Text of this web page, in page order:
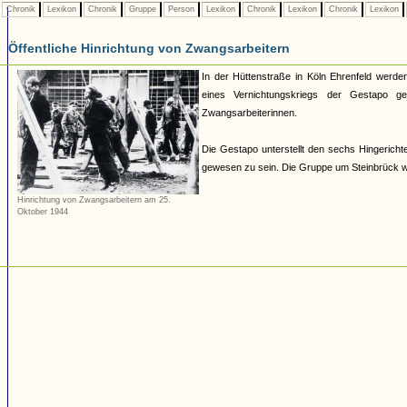
Chronik Lexikon Chronik Gruppe Person Lexikon Chronik Lexikon Chronik Lexikon
Öffentliche Hinrichtung von Zwangsarbeitern
Hinrichtung von Zwangsarbeitern am 25.
Oktober 1944
In der Hüttenstraße in Köln Ehrenfeld
eines Vernichtungskriegs der Gestapo
Zwangsarbeiterinnen.
Die Gestapo unterstellt den sechs
gewesen zu sein. Die Gruppe um Steinbrück